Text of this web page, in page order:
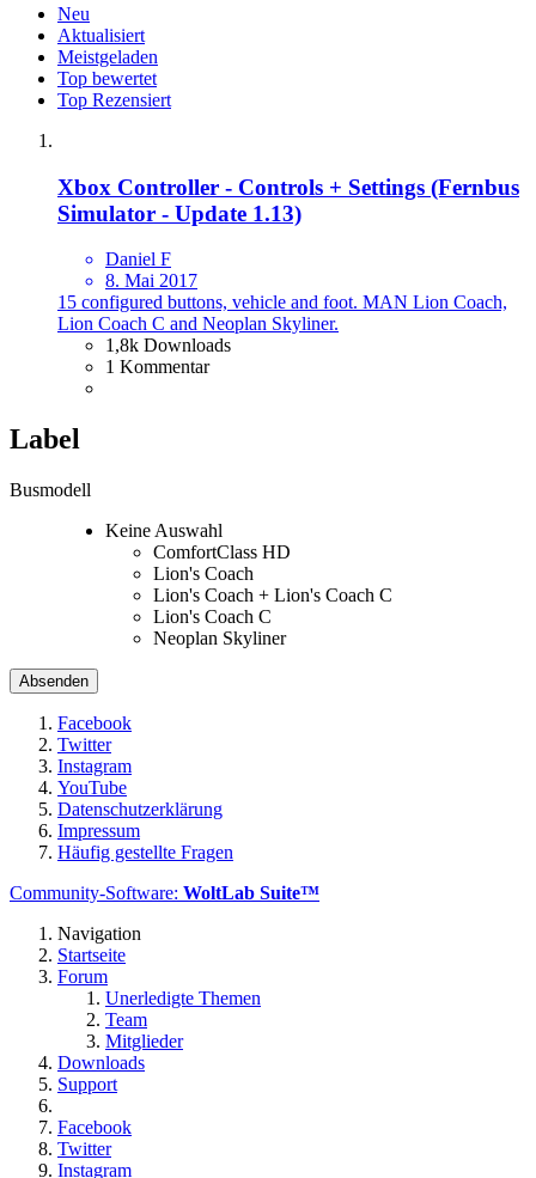
Neu
Aktualisiert
Meistgeladen
Top bewertet
Top Rezensiert
Xbox Controller - Controls + Settings (Fernbus
Simulator - Update 1.13)
Daniel F
8. Mai 2017
15 configured buttons, vehicle and foot. MAN Lion Coach,
Lion Coach C and Neoplan Skyliner.
1,8k Downloads
1 Kommentar
Label
Busmodell
Keine Auswahl
ComfortClass HD
Lion's Coach
Lion's Coach + Lion's Coach C
Lion's Coach C
Neoplan Skyliner
Facebook
Twitter
Instagram
YouTube
Datenschutzerklärung
Impressum
Häufig gestellte Fragen
Community-Software: WoltLab Suite™
Navigation
Startseite
Forum
Unerledigte Themen
Team
Mitglieder
Downloads
Support
Facebook
Twitter
Instagram